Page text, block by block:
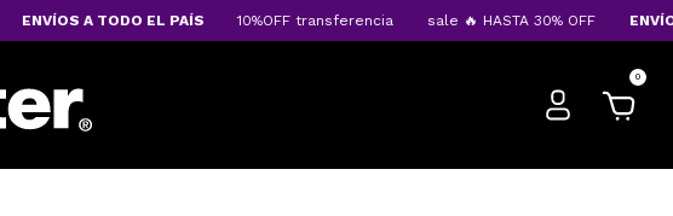
ENVÍOS A TODO EL PAÍS 10%OFF transferencia sale 🔥 HASTA 30% OFF ENVÍOS
0